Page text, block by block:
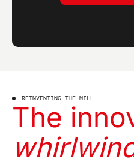
REINVENTING THE MILL
The